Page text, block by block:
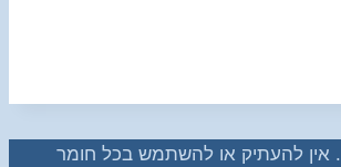
©עדי שלומי 2026. אין להעתיק או להשתמש בכל חומר